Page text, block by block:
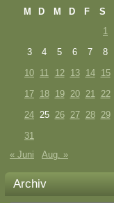
M
D M D F S
1
3
4 5 6 7 8
10 11 12 13 14 15
17 18 19 20 21 22
24 25 26 27 28 29
31
« Juni
Aug. »
Archiv